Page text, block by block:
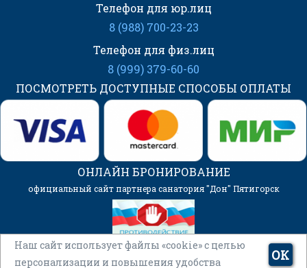
Телефон для юр.лиц
8 (988) 700-23-23
Телефон для физ.лиц
8 (999) 379-60-60
ПОСМОТРЕТЬ ДОСТУПНЫЕ СПОСОБЫ ОПЛАТЫ
ОНЛАЙН БРОНИРОВАНИЕ
официальный сайт партнера санатория "Дон" Пятигорск
ОК
Наш сайт использует файлы «cookie» с целью
персонализации и повышения удобства